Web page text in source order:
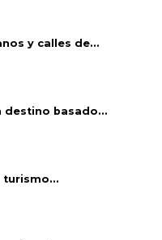
y calles de...
destino basado...
turismo...